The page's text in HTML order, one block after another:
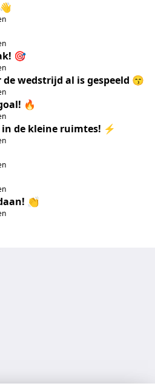
🎯
de wedstrijd al is gespeeld 😙
🔥
de kleine ruimtes! ⚡️
👏